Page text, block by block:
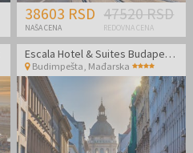
38603 RSD
NAŠA CENA
47520 RSD
REDOVNA CENA
Escala Hotel & Suites Budapest - Porodični odmor
Budimpešta, Mađarska